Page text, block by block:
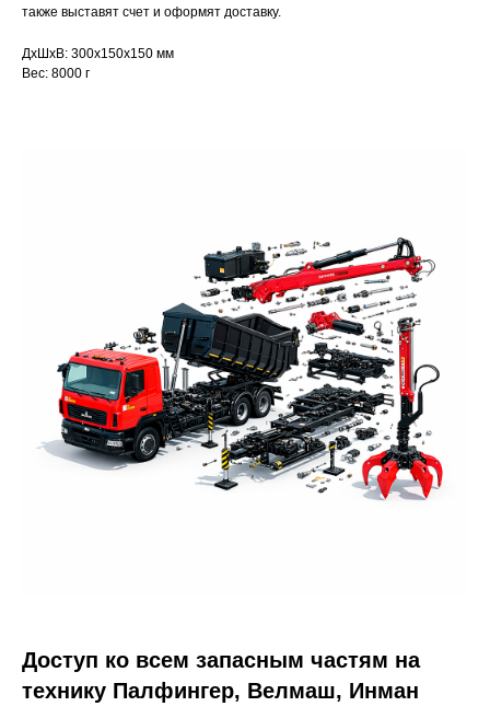
также выставят счет и оформят доставку.
ДxШxВ: 300x150x150 мм
Вес: 8000 г
Доступ ко всем запасным частям на
технику Палфингер, Велмаш, Инман